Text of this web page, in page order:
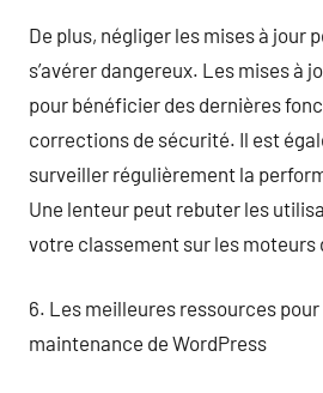
De plus, négliger les mises à jour
s’avérer dangereux. Les mises à
pour bénéficier des dernières
corrections de sécurité. Il est
surveiller régulièrement la
Une lenteur peut rebuter les
votre classement sur les moteurs
6. Les meilleures ressources
maintenance de WordPress